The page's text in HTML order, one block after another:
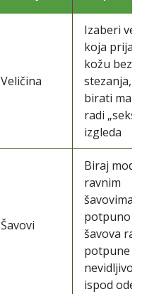
Veličina
Izaberi
koja
kožu bez
stezanja,
birati
radi „seksi“
izgleda
Šavovi
Biraj
ravnim
šavovima ili
potpuno
šavova radi
potpune
nevidljivosti
ispod odeće